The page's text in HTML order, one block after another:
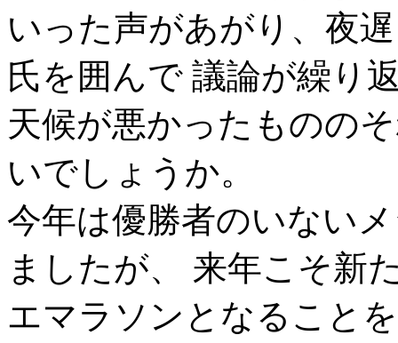
いった声があがり、夜
氏を囲んで 議論が繰り
天候が悪かったものの
いでしょうか。
今年は優勝者のいない
ましたが、 来年こそ新
エマラソンとなること